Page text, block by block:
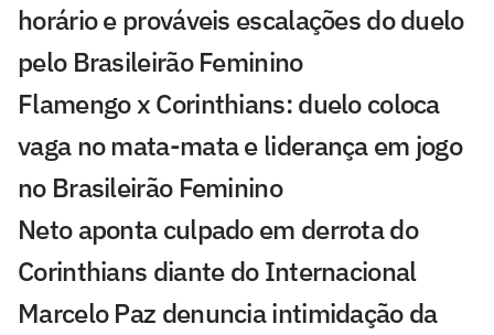
horário e prováveis escalações do duelo
pelo Brasileirão Feminino
Flamengo x Corinthians: duelo coloca
vaga no mata-mata e liderança em jogo
no Brasileirão Feminino
Neto aponta culpado em derrota do
Corinthians diante do Internacional
Marcelo Paz denuncia intimidação da